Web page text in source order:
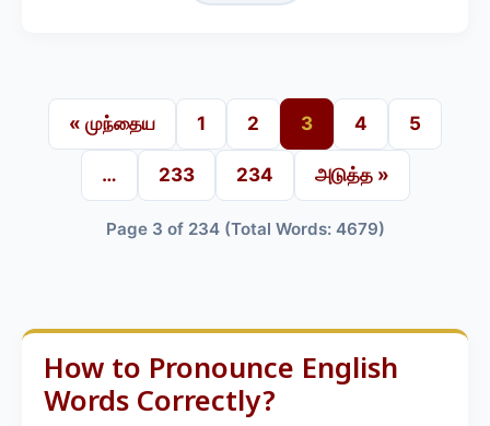
« முந்தைய 1 2 3 4 5
… 233 234 அடுத்த »
Page 3 of 234 (Total Words: 4679)
How to Pronounce English
Words Correctly?